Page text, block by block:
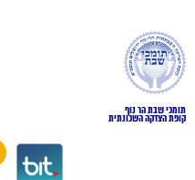
תומכי שבת הר נוף
קופת הצדקה השכונתית